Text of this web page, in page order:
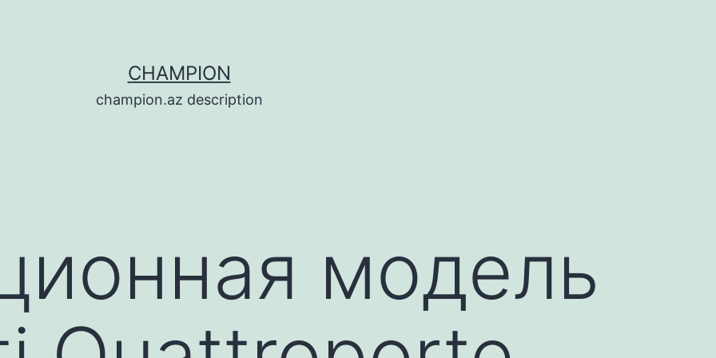
CHAMPION
champion.az description
модель